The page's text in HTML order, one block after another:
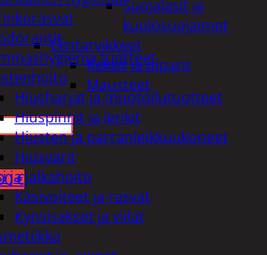
Suojalasit ja
kuulosuojaimet
Elintarvikkeet
Keksit ja piparit
Mausteet
€
tuotteet
Hiusharjat ja muotoilutuotteet
Hiuspinnit ja lenkit
Hiusten ja parranleikkuukoneet
Hiusvärit
ja jalkahoito
Käsivoiteet ja rasvat
Kynsisakset ja viilat